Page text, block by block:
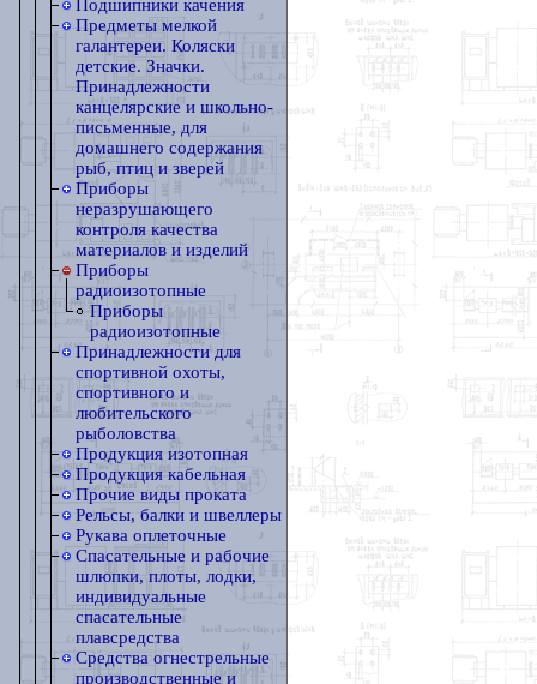
Подшипники качения
Предметы мелкой
галантереи. Коляски
детские. Значки.
Принадлежности
канцелярские и школьно-
письменные, для
домашнего содержания
рыб, птиц и зверей
Приборы
неразрушающего
контроля качества
материалов и изделий
Приборы
радиоизотопные
Приборы
радиоизотопные
Принадлежности для
спортивной охоты,
спортивного и
любительского
рыболовства
Продукция изотопная
Продукция кабельная
Прочие виды проката
Рельсы, балки и швеллеры
Рукава оплеточные
Спасательные и рабочие
шлюпки, плоты, лодки,
индивидуальные
спасательные
плавсредства
Средства огнестрельные
производственные и